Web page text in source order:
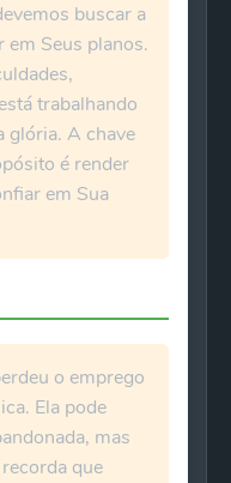
buscar a
em Seus planos.
trabalhando
glória. A chave
é render
em Sua
o emprego
Ela pode
mas
que